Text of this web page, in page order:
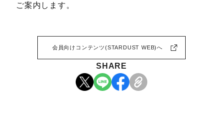
ご案内します。
会員向けコンテンツ(STARDUST WEB)へ
SHARE